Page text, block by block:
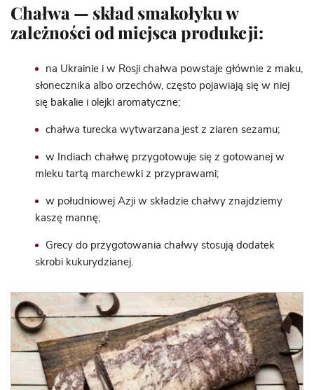
Chałwa — skład smakołyku w
zależności od miejsca produkcji:
na Ukrainie i w Rosji chałwa powstaje głównie z maku
słonecznika albo orzechów, często pojawiają się w niej
się bakalie i olejki aromatyczne;
chałwa turecka wytwarzana jest z ziaren sezamu;
w Indiach chałwę przygotowuje się z gotowanej w
mleku tartą marchewki z przyprawami;
w południowej Azji w składzie chałwy znajdziemy
kaszę mannę;
Grecy do przygotowania chałwy stosują dodatek
skrobi kukurydzianej.